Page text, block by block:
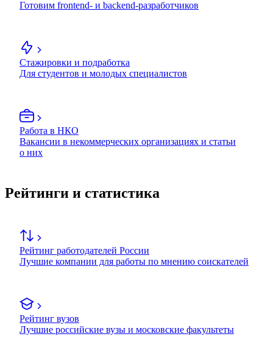
Готовим frontend- и backend-разработчиков
Стажировки и подработка
Для студентов и молодых специалистов
Работа в НКО
Вакансии в некоммерческих организациях и статьи
о них
Рейтинги и статистика
Рейтинг работодателей России
Лучшие компании для работы по мнению соискателей
Рейтинг вузов
Лучшие российские вузы и московские факультеты